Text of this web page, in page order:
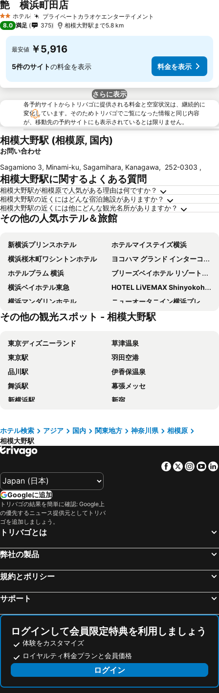
2 ホテルのランク
ホテル プライベートカラオケエンターテイメント
艶 横浜町田店
8.0 満足 375 相模大野駅まで5.8 km
最安値 ￥5,916
5件のサイトの料金を表示 料金を表示
さらに表示
各予約サイトからトリバゴに提供される料金と空室状況は、継続的に
変化しています。そのためトリバゴでご覧になった情報と同じ内容
が、移動先の予約サイトにも表示されているとは限りません。
相模大野駅 (相模原, 国内)
お問い合わせ
Sagamiono 3, Minami-ku, Sagamihara, Kanagawa, 252-0303 ,
相模大野駅に関するよくある質問
相模大野駅が相模原で人気がある理由は何ですか？
相模大野駅の近くにはどんな宿泊施設がありますか？
相模大野駅の近くには他にどんな観光名所がありますか？
その他の人気ホテル＆旅館
新横浜プリンスホテル
ホテルマイステイズ横浜
横浜桜木町ワシントンホテル
ヨコハマ グランド インターコンチネンタル ホテル IHG ホテル
ホテルプラム 横浜
ブリーズベイホテル リゾート&スパ
横浜ベイホテル東急
HOTEL LiVEMAX Shinyokohama
横浜マンダリンホテル
ニューオータニイン横浜プレミアム
新横浜国際ホテル
ホテルリブマックス横浜駅西口
リッチモンドホテル横浜駅前
横浜東急REIホテル
ホテルリブマックス立川駅前
京王プラザホテル 八王子
ホテルマイステイズ立川
立川ワシントンホテル
相鉄フレッサイン 横浜駅東口
ベストウェスタンホテルフィーノ新横浜
ホテルエミシア東京立川
R&Bホテル新横浜駅前
ホテルキャメロットジャパン
東横INN橋本駅北口
ホテルアソシア新横浜
ホテルリブマックス相模原
東横ＩＮＮ横浜市営地下鉄センター南駅
レンブラントホテル東京町田
ダイワロイネットホテル新横浜
ホテルリブマックス調布駅前
ホテル日航立川 東京
ホテルビスタ厚木
Toyoko Inn Tokyo Minami-machida
ホテルリブマックス府中アネックス
小田急ホテルセンチュリー相模大野
ホテルリブマックス 町田駅前
ビジネスイン サンホテル
ホテル新宿屋
ホテル町田ヴィラ
アパホテル〈相模原 古淵駅前〉
パラディスイン相模原
東京・湯河原温泉 万葉の湯
SWEETS HOTEL MACHIDA -Adult Only-
Hotel Atlantis Machida -Adult Only
Hotel CUE Machida(Adult Only)
HOTEL ARTIA DINOSAUR MACHIDA -Adult Only
その他の観光スポット - 相模大野駅
東京ディズニーランド
草津温泉
東京駅
羽田空港
品川駅
伊香保温泉
舞浜駅
幕張メッセ
新横浜駅
新宿
上野駅
鬼怒川温泉
横浜駅
大宮駅
熱海温泉
長野駅
みなとみらい駅
東京ビッグサイト
海浜幕張駅
お台場
幕張駅
静岡駅
河口湖
千葉駅
成田国際空港
横浜アリーナ
豊洲駅
横浜中華街
水道橋駅
川崎駅
那須温泉
ホテル検索 アジア 国内 関東地方 神奈川県
相模原
相模大野駅
Facebook
Twitter
Googleに追加
トリバゴの結果を簡単に確認: Google上
の優先するニュース提供元としてトリバ
ゴを追加しましょう。
トリバゴとは
弊社の製品
規約とポリシー
サポート
ログインして会員限定特典を利用しましょう
体験をカスタマイズ
ロイヤルティ料金プランと会員価格
ログイン